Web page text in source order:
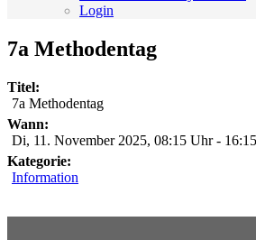
Login
7a Methodentag
Titel:
7a Methodentag
Wann:
Di, 11. November 2025, 08:15 Uhr-
Kategorie:
Information